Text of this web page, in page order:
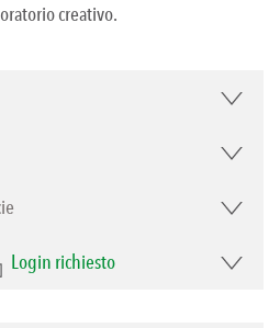
creativo.
Login richiesto